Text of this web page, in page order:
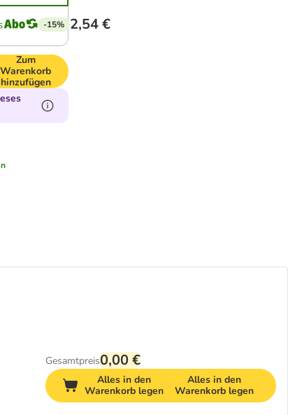
-15% 2,54 €
Zum
Warenkorb
hinzufügen
Gesamtpreis0,00 €
Alles in den
Warenkorb legen
Alles in den
Warenkorb legen